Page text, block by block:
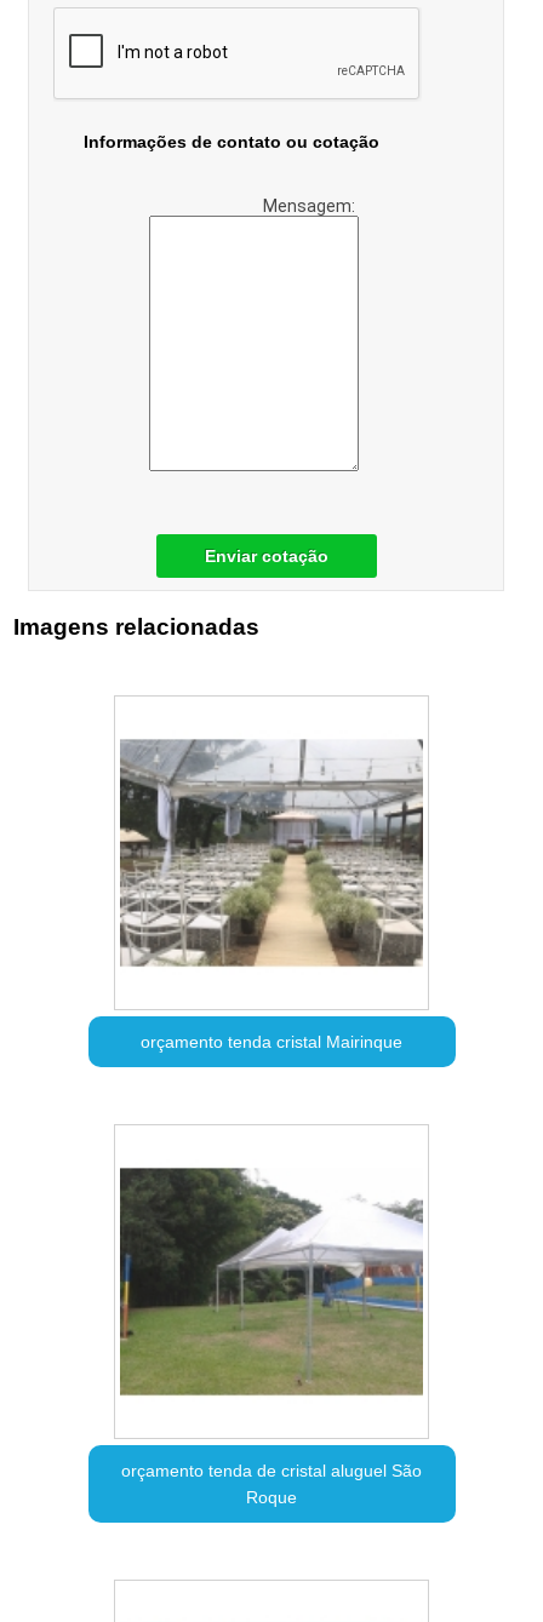
Informações de contato ou cotação
Mensagem:
Enviar cotação
Imagens relacionadas
orçamento tenda cristal Mairinque
orçamento tenda de cristal aluguel São
Roque